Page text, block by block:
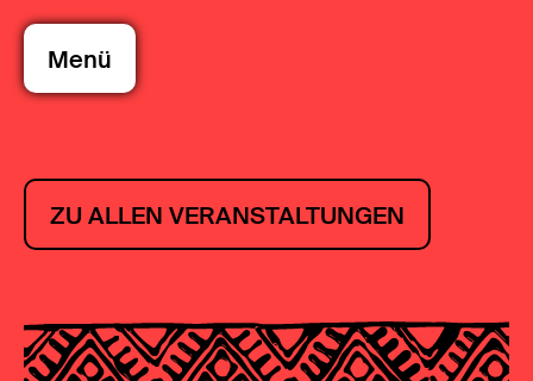
Menü
ZU ALLEN VERANSTALTUNGEN